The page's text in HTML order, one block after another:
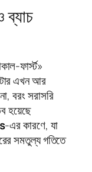
ফার্স্ট»
এখন আর
বরং সরাসরি
হয়েছে
-এর কারণে, যা
সমতুল্য গতিতে